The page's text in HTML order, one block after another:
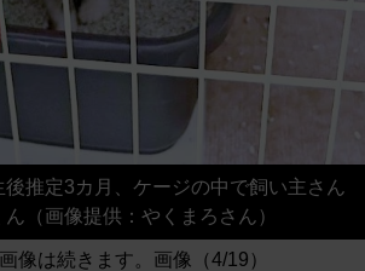
後推定3カ月、ケージの中で飼い主さん
（画像提供：やくまろさん）
像は続きます。画像（4/19）